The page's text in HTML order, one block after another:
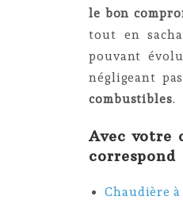
le bon
tout en
pouvant
négligeant pas
combustibles.
Avec votre
correspond
Chaudière